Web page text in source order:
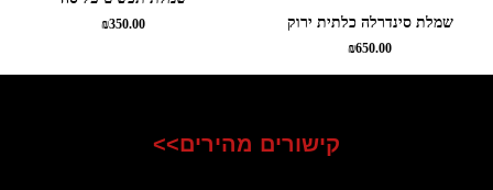
שמלת סינדרלה כלתית ירוק
₪650.00
₪350.00
קישורים מהירים>>